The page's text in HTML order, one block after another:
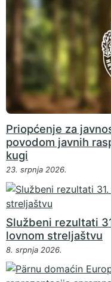
Priopćenje za
povodom javnih
kugi
23. srpnja 2026.
Službeni rezultati
lovnom streljaštvu
8. srpnja 2026.